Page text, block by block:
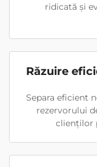
ridicată și
Răzuire
Separa eficient
rezervorului
clienților